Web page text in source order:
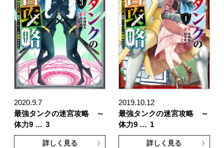
2020.9.7
最強タンクの迷宮攻略 ～
体力9 … 3
詳しく見る
2019.10.12
最強タンクの迷宮攻略 ～
体力9 … 1
詳しく見る